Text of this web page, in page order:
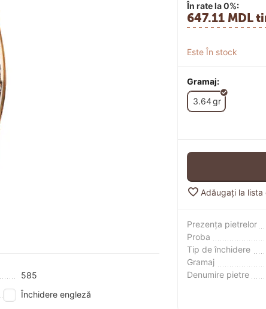
În rate la 0%:
647.11 MDL
Este În stock
Gramaj:
3.64gr
Adăugați la
Prezența pietrelor
Proba
Tip de închidere
Gramaj
Denumire pietre
585
Închidere engleză